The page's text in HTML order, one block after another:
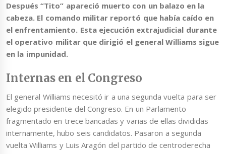
Después “Tito” apareció muerto con un balazo en la
cabeza. El comando militar reportó que había caído en
el enfrentamiento. Esta ejecución extrajudicial durante
el operativo militar que dirigió el general Williams sigue
en la impunidad.
Internas en el Congreso
El general Williams necesitó ir a una segunda vuelta para ser
elegido presidente del Congreso. En un Parlamento
fragmentado en trece bancadas y varias de ellas divididas
internamente, hubo seis candidatos. Pasaron a segunda
vuelta Williams y Luis Aragón del partido de centroderecha